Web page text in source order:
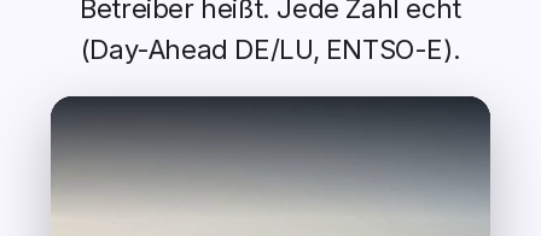
Betreiber heißt. Jede Zahl echt
(Day-Ahead DE/LU, ENTSO-E).